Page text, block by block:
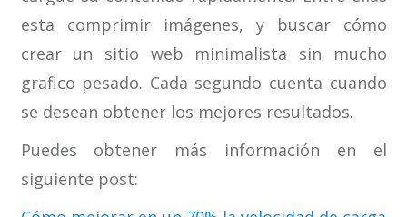
esta comprimir imágenes, y buscar cómo
crear un sitio web minimalista sin mucho
grafico pesado. Cada segundo cuenta cuando
se desean obtener los mejores resultados.
Puedes obtener más información en el
siguiente post: